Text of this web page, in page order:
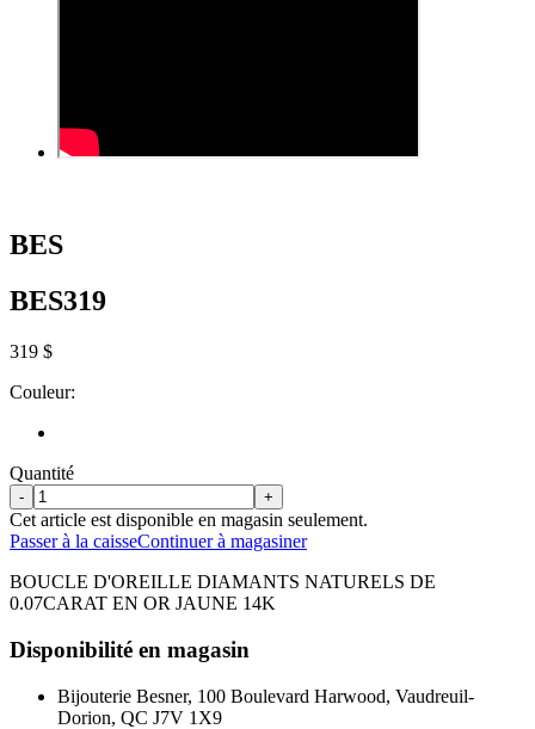
BES
BES319
319 $
Couleur:
Quantité
- +
Cet article est disponible en magasin seulement.
Passer à la caisseContinuer à magasiner
BOUCLE D'OREILLE DIAMANTS NATURELS DE
0.07CARAT EN OR JAUNE 14K
Disponibilité en magasin
Bijouterie Besner, 100 Boulevard Harwood, Vaudreuil-
Dorion, QC J7V 1X9